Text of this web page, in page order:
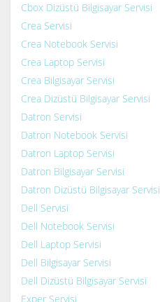
Cbox Dizüstü Bilgisayar Servisi
Crea Servisi
Crea Notebook Servisi
Crea Laptop Servisi
Crea Bilgisayar Servisi
Crea Dizüstü Bilgisayar Servisi
Datron Servisi
Datron Notebook Servisi
Datron Laptop Servisi
Datron Bilgisayar Servisi
Datron Dizüstü Bilgisayar Servisi
Dell Servisi
Dell Notebook Servisi
Dell Laptop Servisi
Dell Bilgisayar Servisi
Dell Dizüstü Bilgisayar Servisi
Exper Servisi